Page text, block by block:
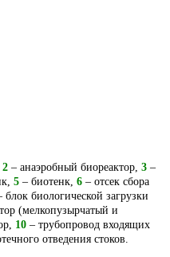
2– анаэробный биореактор, 3–
5– биотенк, 6– отсек сбора
блок биологической загрузки
(мелкопузырчатый и
10 – трубопровод входящих
отведения стоков.